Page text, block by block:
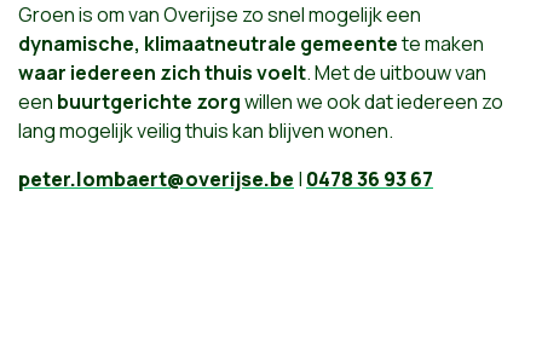
Groen is om van Overijse zo snel mogelijk een
dynamische, klimaatneutrale gemeentete maken
waar iedereen zich thuis voelt. Met de uitbouw van
een buurtgerichte zorgwillen we ook dat iedereen zo
lang mogelijk veilig thuis kan blijven wonen.
peter.lombaert@overijse.be | 0478 36 93 67